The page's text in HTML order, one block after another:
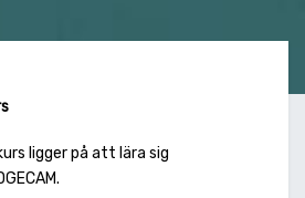
ligger på att lära sig